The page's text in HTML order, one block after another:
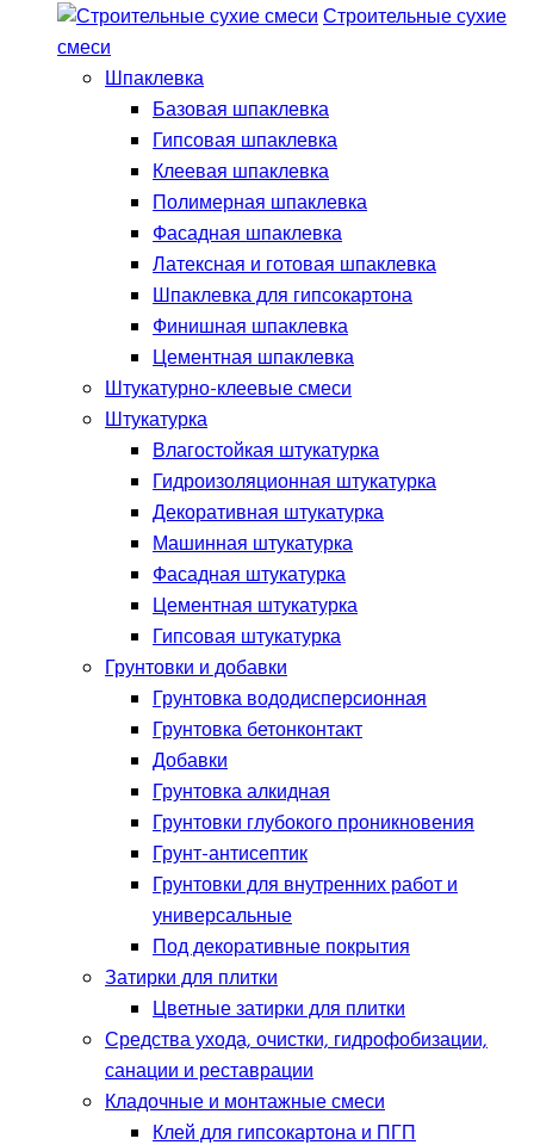
Строительные сухие
смеси
Шпаклевка
Базовая шпаклевка
Гипсовая шпаклевка
Клеевая шпаклевка
Полимерная шпаклевка
Фасадная шпаклевка
Латексная и готовая шпаклевка
Шпаклевка для гипсокартона
Финишная шпаклевка
Цементная шпаклевка
Штукатурно-клеевые смеси
Штукатурка
Влагостойкая штукатурка
Гидроизоляционная штукатурка
Декоративная штукатурка
Машинная штукатурка
Фасадная штукатурка
Цементная штукатурка
Гипсовая штукатурка
Грунтовки и добавки
Грунтовка вододисперсионная
Грунтовка бетонконтакт
Добавки
Грунтовка алкидная
Грунтовки глубокого проникновения
Грунт-антисептик
Грунтовки для внутренних работ и
универсальные
Под декоративные покрытия
Затирки для плитки
Цветные затирки для плитки
Средства ухода, очистки, гидрофобизации,
санации и реставрации
Кладочные и монтажные смеси
Клей для гипсокартона и ПГП